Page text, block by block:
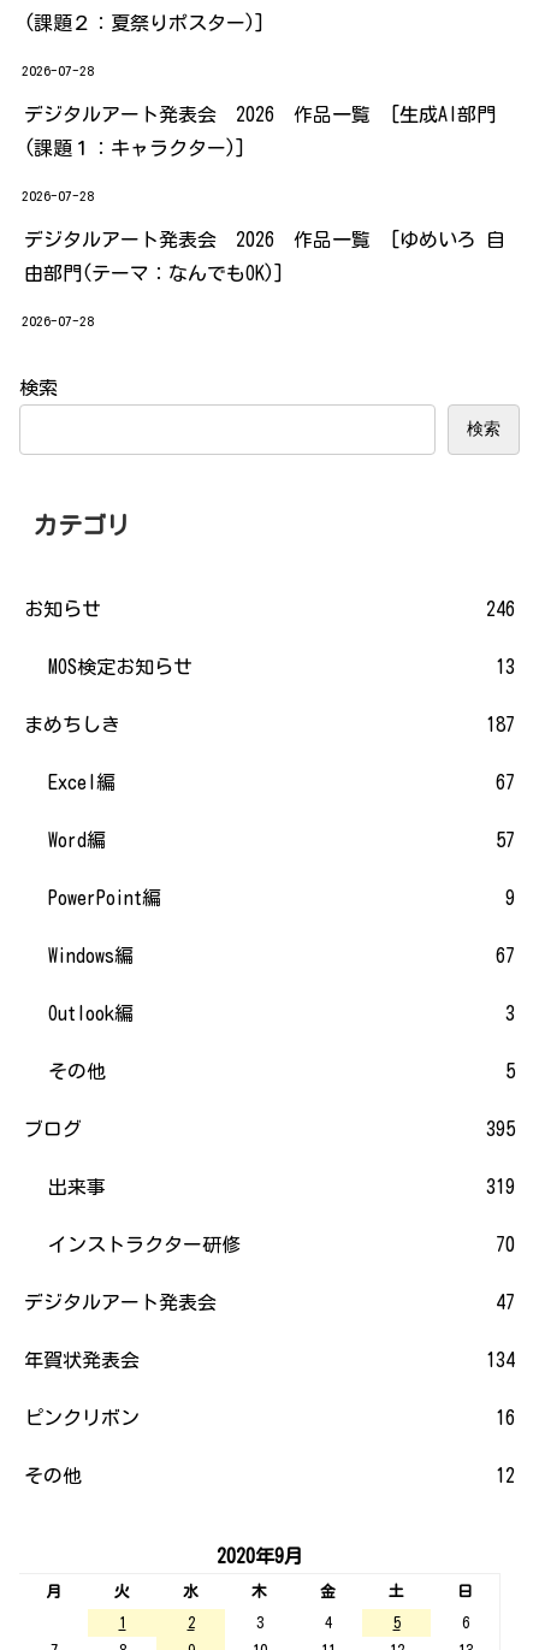
(課題２：夏祭りポスター)]
2026-07-28
デジタルアート発表会 2026 作品一覧 [生成AI部門
(課題１：キャラクター)]
2026-07-28
デジタルアート発表会 2026 作品一覧 [ゆめいろ 自
由部門(テーマ：なんでもOK)]
2026-07-28
検索
検索
カテゴリ
お知らせ 246
MOS検定お知らせ 13
まめちしき 187
Excel編 67
Word編 57
PowerPoint編 9
Windows編 67
Outlook編 3
その他 5
ブログ 395
出来事 319
インストラクター研修 70
デジタルアート発表会 47
年賀状発表会 134
ピンクリボン 16
その他 12
2020年9月
月 火 水 木 金 土
日
1
2 3 4 5
6